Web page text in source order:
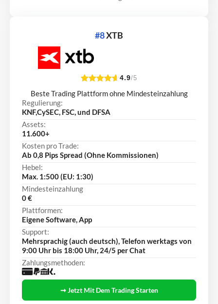
#8XTB
4.9/5
Beste Trading Plattform ohne Mindesteinzahlung
Regulierung:
KNF,CySEC, FSC, und DFSA
Assets:
11.600+
Kosten pro Trade:
Ab 0,8 Pips Spread (Ohne Kommissionen)
Hebel:
Max. 1:500 (EU: 1:30)
Mindesteinzahlung
0 €
Plattformen:
Eigene Software, App
Support:
Mehrsprachig (auch deutsch), Telefon werktags von
9:00 Uhr bis 18:00 Uhr, 24/5 per Chat
Zahlungsmethoden:
➞ Jetzt Mit Dem Trading Starten